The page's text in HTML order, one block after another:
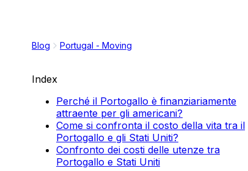
Blog Portugal - Moving
Index
Perché il Portogallo è finanziariamente
attraente per gli americani?
Come si confronta il costo della vita tra il
Portogallo e gli Stati Uniti?
Confronto dei costi delle utenze tra
Portogallo e Stati Uniti